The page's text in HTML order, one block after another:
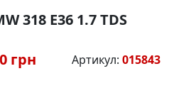
318 E36 1.7 TDS
грн Артикул: 015843